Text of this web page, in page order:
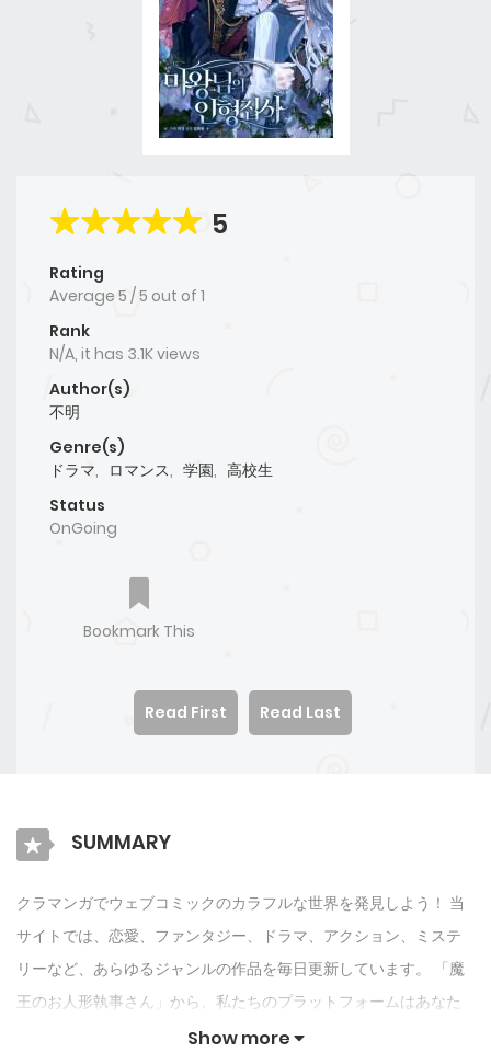
5
Rating
Average 5 /5 out of 1
Rank
N/A, it has 3.1K views
Author(s)
不明
Genre(s)
ドラマ, ロマンス, 学園, 高校生
Status
OnGoing
Bookmark This
Read First Read Last
SUMMARY
クラマンガでウェブコミックのカラフルな世界を発見しよう！ 当
サイトでは、恋愛、ファンタジー、ドラマ、アクション、ミステ
リーなど、あらゆるジャンルの作品を毎日更新しています。 「魔
王のお人形執事さん」から、私たちのプラットフォームはあなた
を楽しませ続けるためにオリジナル作品とIPを紹介します. クラマ
Show more